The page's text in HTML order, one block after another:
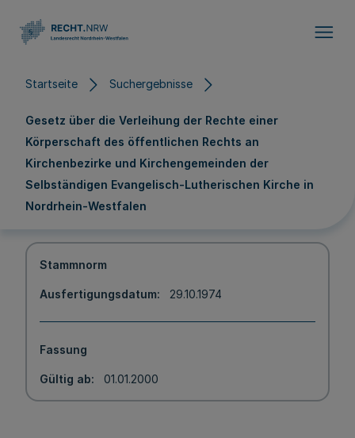
Startseite Suchergebnisse
Gesetz über die Verleihung der Rechte einer
Körperschaft des öffentlichen Rechts an
Kirchenbezirke und Kirchengemeinden der
Selbständigen Evangelisch-Lutherischen Kirche in
Nordrhein-Westfalen
Stammnorm
Ausfertigungsdatum 29.10.1974
Fassung
Gültig ab 01.01.2000